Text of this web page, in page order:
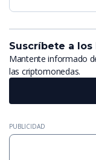
Suscríbete a
Mantente informado
las criptomonedas.
PUBLICIDAD